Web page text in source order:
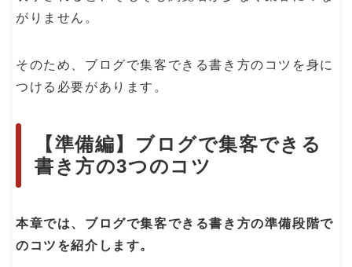
がりません。
そのため、ブログで集客できる書き方のコツを身に
つける必要があります。
【準備編】ブログで集客できる
書き方の3つのコツ
本章では、ブログで集客できる書き方の準備段階で
のコツを紹介します。